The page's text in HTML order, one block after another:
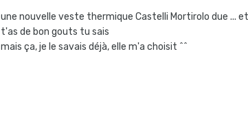
une nouvelle veste thermique Castelli Mortirolo due ...
t'as de bon gouts tu sais
mais ça, je le savais déjà, elle m'a choisit ^^